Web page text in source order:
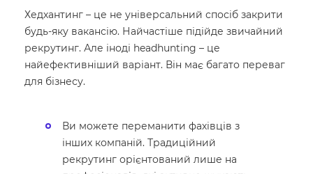
Хедхантинг – це не універсальний спосіб закрити
будь-яку вакансію. Найчастіше підійде звичайний
рекрутинг. Але іноді headhunting – це
найефективніший варіант. Він має багато переваг
для бізнесу.
Ви можете переманити фахівців з
інших компаній. Традиційний
рекрутинг орієнтований лише на